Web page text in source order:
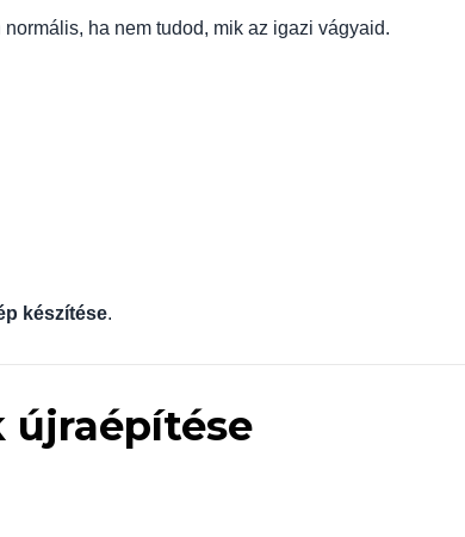
ha nem tudod, mik az igazi vágyaid.
készítése.
újraépítése